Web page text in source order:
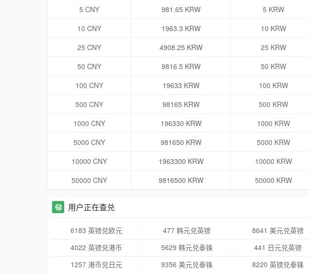
5 CNY
981.65 KRW 5 KRW
10 CNY
1963.3 KRW 10 KRW
25 CNY
4908.25 KRW 25 KRW
50 CNY
9816.5 KRW 50 KRW
100 CNY
19633 KRW 100 KRW
500 CNY
98165 KRW 500 KRW
1000 CNY
196330 KRW 1000 KRW
5000 CNY
981650 KRW 5000 KRW
10000 CNY
1963300 KRW 10000 KRW
50000 CNY
9816500 KRW 50000 KRW
用户正在查兑
6183 英镑兑欧元 477 韩元兑英镑 8641 美元兑英镑
4022 英镑兑港币
5629 韩元兑泰铢 441 日元兑英镑
1257 港币兑日元
9356 美元兑泰铢 8220 英镑兑泰铢